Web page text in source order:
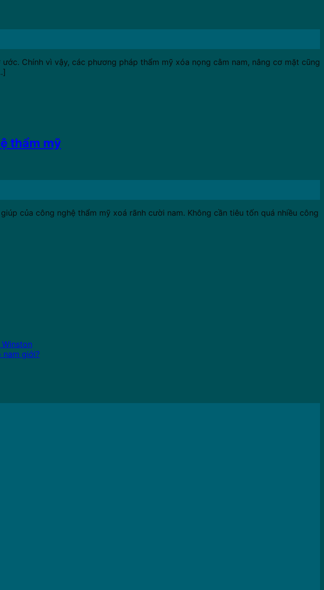
Chính vì vậy, các phương pháp thẩm mỹ xóa nọng cằm nam, nâng cơ mặt cũng
thẩm mỹ
của công nghệ thẩm mỹ xoá rãnh cười nam. Không cần tiêu tốn quá nhiều công
giới?